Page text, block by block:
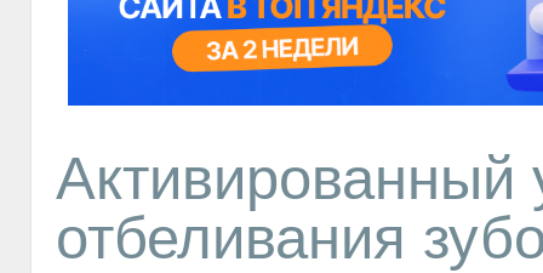
Активированный
отбеливания